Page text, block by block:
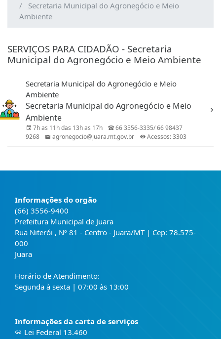
Secretaria Municipal do Agronegócio e Meio
Ambiente
SERVIÇOS PARA CIDADÃO - Secretaria
Municipal do Agronegócio e Meio Ambiente
Secretaria Municipal do Agronegócio e Meio
Ambiente
Secretaria Municipal do Agronegócio e Meio
Ambiente
7h as 11h das 13h as 17h
66 3556-3335/ 66 98437
9268
agronegocio@juara.mt.gov.br Acessos: 3303
Informações do orgão
(66) 3556-9400
Prefeitura Municipal de Juara
Rua Niterói , Nº 81 - Centro - Juara/MT | Cep: 78.575-
000
Juara
Horário de Atendimento:
Segunda à sexta | 07:00 às 13:00
Informações da carta de serviços
Lei Federal 13.460